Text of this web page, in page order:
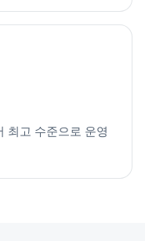
최고 수준으로 운영